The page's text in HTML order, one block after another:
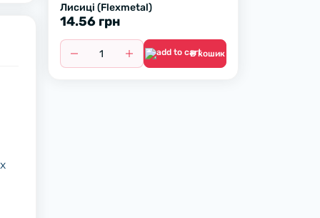
Лисиці (Flexmetal)
14.56 грн
В кошик